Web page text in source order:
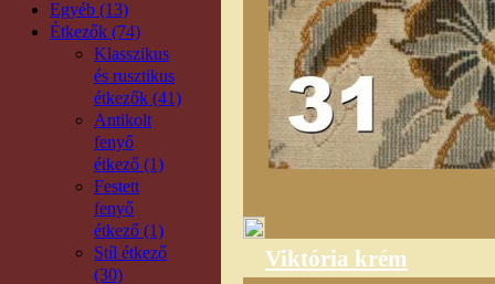
Egyéb (13)
Étkezők (74)
Klasszikus
és rusztikus
étkezők (41)
Antikolt
fenyő
étkező (1)
Festett
fenyő
étkező (1)
Stíl étkező
(30)
Viktória krém